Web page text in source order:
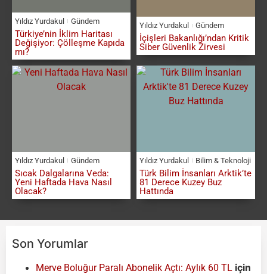
Yıldız Yurdakul Gündem
Türkiye’nin İklim Haritası
Değişiyor: Çölleşme Kapıda
mı?
Yıldız Yurdakul Gündem
İçişleri Bakanlığı’ndan Kritik
Siber Güvenlik Zirvesi
Yıldız Yurdakul Gündem
Sıcak Dalgalarına Veda:
Yeni Haftada Hava Nasıl
Olacak?
Yıldız Yurdakul Bilim & Teknoloji
Türk Bilim İnsanları Arktik’te
81 Derece Kuzey Buz
Hattında
Son Yorumlar
Merve Boluğur Paralı Abonelik Açtı: Aylık 60 TL için